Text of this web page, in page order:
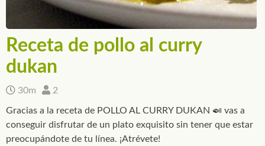
Receta de pollo al curry
dukan
30m 2
Gracias a la receta de POLLO AL CURRY DUKAN 🍛 vas a
conseguir disfrutar de un plato exquisito sin tener que estar
preocupándote de tu línea. ¡Atrévete!